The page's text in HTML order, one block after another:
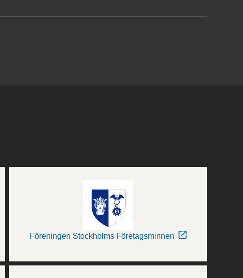
Föreningen Stockholms Företagsminnen